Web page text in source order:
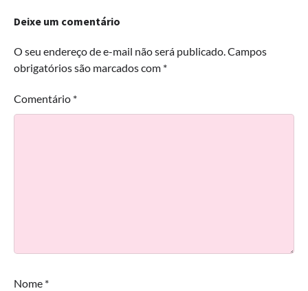
Deixe um comentário
O seu endereço de e-mail não será publicado.Campos
obrigatórios são marcados com *
Comentário *
Nome *